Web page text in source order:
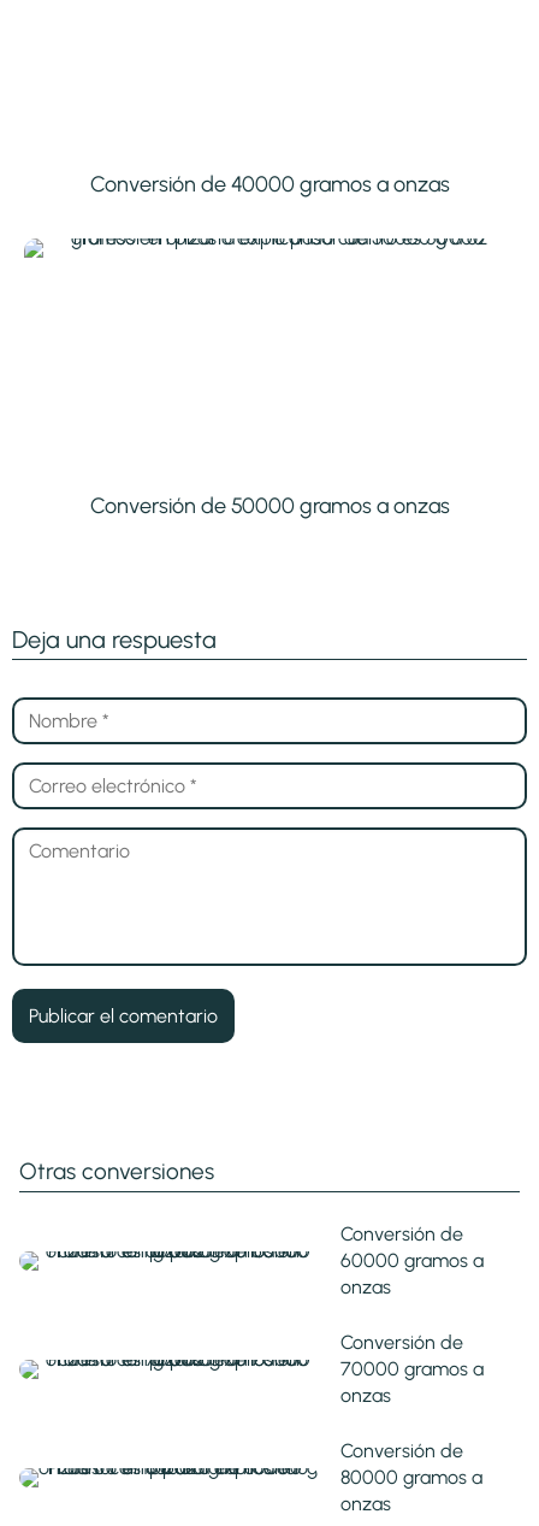
Conversión de 40000 gramos a onzas
Conversión de 50000 gramos a onzas
Deja una respuesta
Otras conversiones
Conversión de
60000 gramos a
onzas
Conversión de
70000 gramos a
onzas
Conversión de
80000 gramos a
onzas